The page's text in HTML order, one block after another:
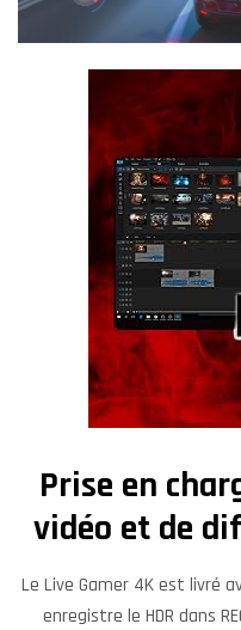
Prise en
vidéo et de
Le Live Gamer 4K est livré
enregistre le HDR dans